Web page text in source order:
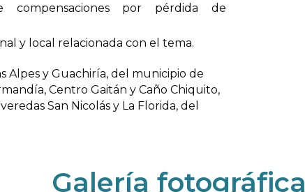
compensaciones por pérdida de
y local relacionada con el tema.
Alpes y Guachiría, del municipio de
Centro Gaitán y Caño Chiquito,
San Nicolás y La Florida, del
Galería fotográfica